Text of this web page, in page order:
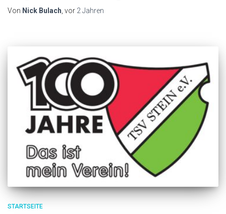
Von Nick Bulach , vor 2 Jahren
STARTSEITE